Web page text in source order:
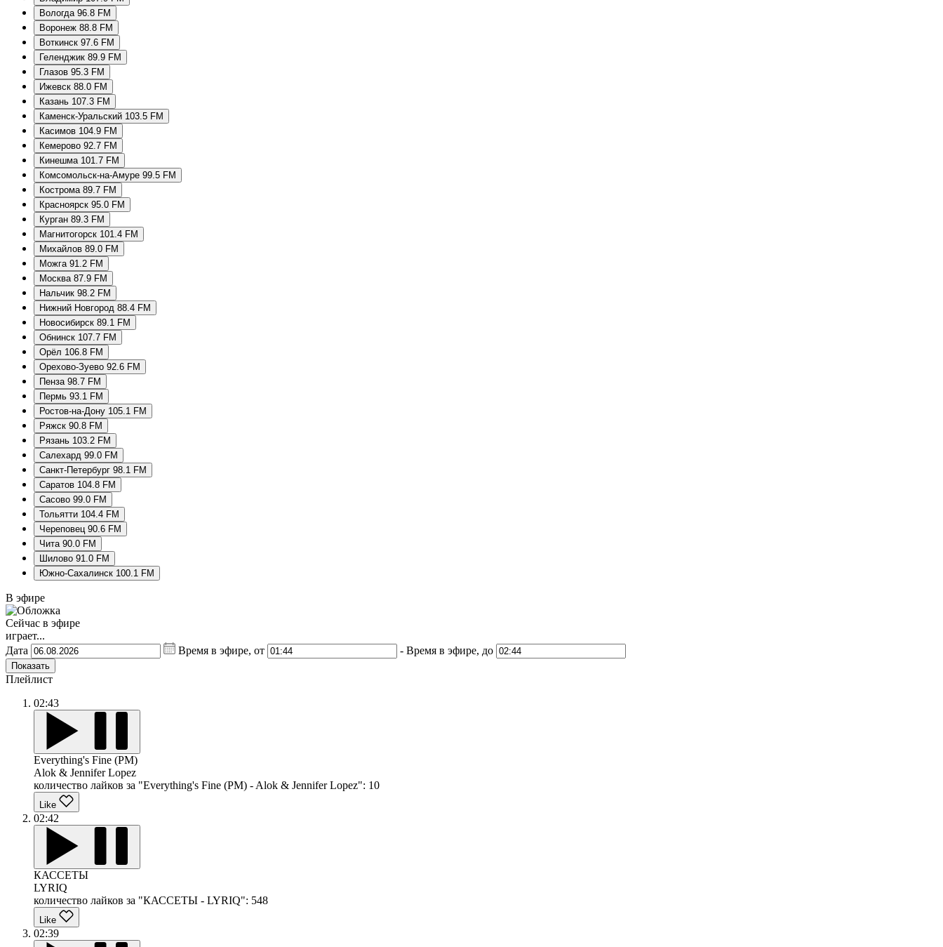
Вологда 96.8 FM
Воронеж 88.8 FM
Воткинск 97.6 FM
Геленджик 89.9 FM
Глазов 95.3 FM
Ижевск 88.0 FM
Казань 107.3 FM
Каменск-Уральский 103.5 FM
Касимов 104.9 FM
Кемерово 92.7 FM
Кинешма 101.7 FM
Комсомольск-на-Амуре 99.5 FM
Кострома 89.7 FM
Красноярск 95.0 FM
Курган 89.3 FM
Магнитогорск 101.4 FM
Михайлов 89.0 FM
Можга 91.2 FM
Москва 87.9 FM
Нальчик 98.2 FM
Нижний Новгород 88.4 FM
Новосибирск 89.1 FM
Обнинск 107.7 FM
Орёл 106.8 FM
Орехово-Зуево 92.6 FM
Пенза 98.7 FM
Пермь 93.1 FM
Ростов-на-Дону 105.1 FM
Ряжск 90.8 FM
Рязань 103.2 FM
Салехард 99.0 FM
Санкт-Петербург 98.1 FM
Саратов 104.8 FM
Сасово 99.0 FM
Тольятти 104.4 FM
Череповец 90.6 FM
Чита 90.0 FM
Шилово 91.0 FM
Южно-Сахалинск 100.1 FM
В эфире
Сейчас в эфире
играет...
Дата
Время в эфире, от - Время в эфире, до
Показать
Плейлист
02:43
Everything's Fine (PM)
Alok & Jennifer Lopez
количество лайков за "Everything's Fine (PM) - Alok & Jennifer Lopez": 10
Like
02:42
КАССЕТЫ
LYRIQ
количество лайков за "КАССЕТЫ - LYRIQ": 548
Like
02:39